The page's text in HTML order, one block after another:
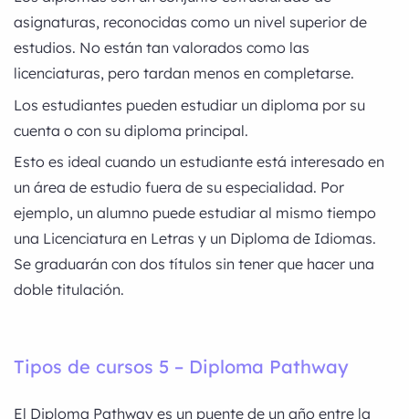
asignaturas, reconocidas como un nivel superior de
estudios. No están tan valorados como las
licenciaturas, pero tardan menos en completarse.
Los estudiantes pueden estudiar un diploma por su
cuenta o con su diploma principal.
Esto es ideal cuando un estudiante está interesado en
un área de estudio fuera de su especialidad. Por
ejemplo, un alumno puede estudiar al mismo tiempo
una Licenciatura en Letras y un Diploma de Idiomas.
Se graduarán con dos títulos sin tener que hacer una
doble titulación.
Tipos de cursos 5 – Diploma Pathway
El Diploma Pathway es un puente de un año entre la